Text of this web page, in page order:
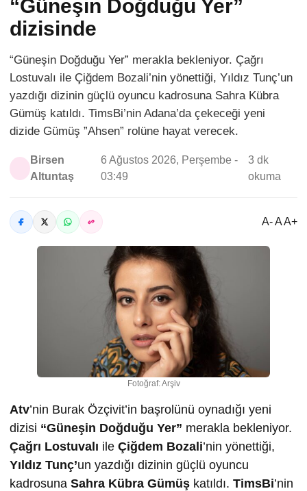
“Güneşin Doğduğu Yer”
dizisinde
“Güneşin Doğduğu Yer” merakla bekleniyor. Çağrı
Lostuvalı ile Çiğdem Bozali’nin yönettiği, Yıldız Tunç’un
yazdığı dizinin güçlü oyuncu kadrosuna Sahra Kübra
Gümüş katıldı. TimsBi’nin Adana’da çekeceği yeni
dizide Gümüş ”Ahsen” rolüne hayat verecek.
Birsen
Altuntaş
6 Ağustos 2026, Perşembe -
03:49
3 dk
okuma
A- A A+
Fotoğraf: Arşiv
Atv’nin Burak Özçivit’in başrolünü oynadığı yeni
dizisi “Güneşin Doğduğu Yer” merakla bekleniyor.
Çağrı Lostuvalı ile Çiğdem Bozali’nin yönettiği,
Yıldız Tunç’un yazdığı dizinin güçlü oyuncu
kadrosuna Sahra Kübra Gümüş katıldı. TimsBi’nin